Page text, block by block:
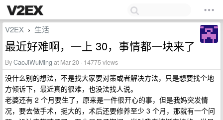
V2EX › 生活
最近好难啊，一上 30，事情都一块来了
ByCaoJiWuMing at Mar 20 · 14775 views
没什么别的想法，不是找大家要对策或者解决方法，只是想要找个地
方倾诉下，最近真的很难，也没法找人说。
老婆还有 2 个月要生了，原来是一件很开心的事，但是我妈突发情
况，要去做手术，挺大的，术后还要修养至少 3 个月，那就有一个问